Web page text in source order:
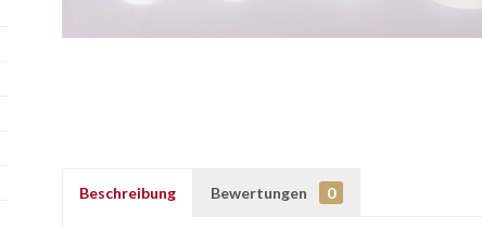
Beschreibung Bewertungen 0